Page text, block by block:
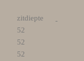
zitdiepte
52
52
52